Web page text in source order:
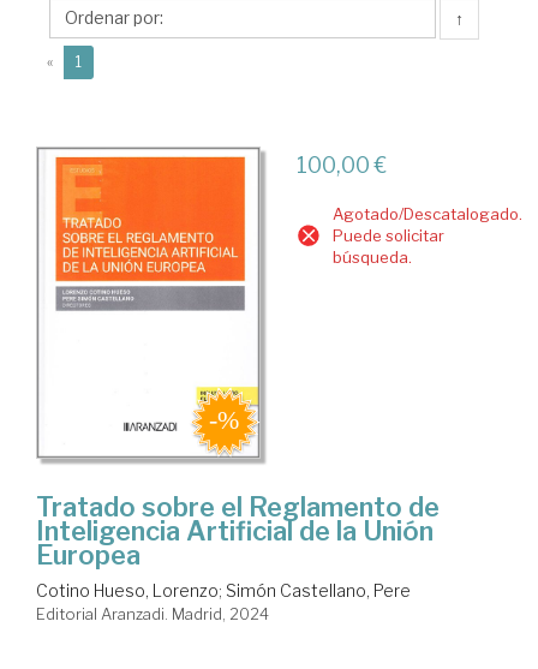
Lorenzo
↑
« 1
100,00 €
Agotado/Descatalogado.
Puede solicitar
búsqueda.
Tratado sobre el Reglamento de
Inteligencia Artificial de la Unión
Europea
Cotino Hueso, Lorenzo; Simón Castellano, Pere
Editorial Aranzadi. Madrid, 2024